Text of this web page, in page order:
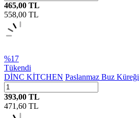
465,00 TL
558,00 TL
%17
Tükendi
DİNC KİTCHEN Paslanmaz Buz Küreği
393,00 TL
471,60 TL